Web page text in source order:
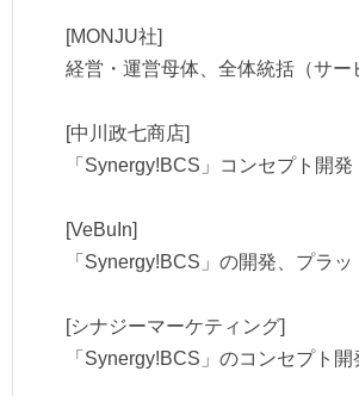
[MONJU社]
経営・運営母体、全体統括（サー
[中川政七商店]
「Synergy!BCS」コンセプト開
[VeBuIn]
「Synergy!BCS」の開発、プラ
[シナジーマーケティング]
「Synergy!BCS」のコンセプト